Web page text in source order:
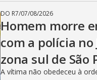
DO R7/07/08/2026
Homem morre
com a polícia
zona sul de São
A vítima não obedeceu à